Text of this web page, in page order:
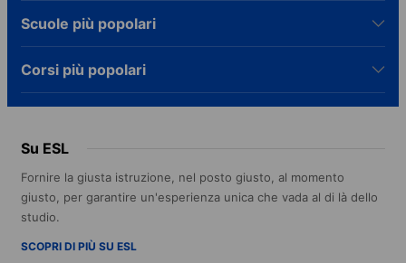
Scuole più popolari
Corsi più popolari
Su ESL
Fornire la giusta istruzione, nel posto giusto, al momento
giusto, per garantire un'esperienza unica che vada al di là dello
studio.
SCOPRI DI PIÙ SU ESL